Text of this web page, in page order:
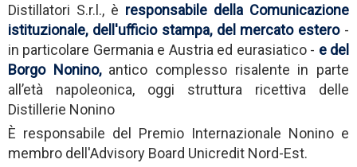
Distillatori S.r.l., è responsabile della Comunicazione
istituzionale, dell'ufficio stampa, del mercato estero-
in particolare Germania e Austria ed eurasiatico - e del
Borgo Nonino,antico complesso risalente in parte
all’età napoleonica, oggi struttura ricettiva delle
Distillerie Nonino
È responsabile del Premio Internazionale Nonino e
membro dell'Advisory Board Unicredit Nord-Est.